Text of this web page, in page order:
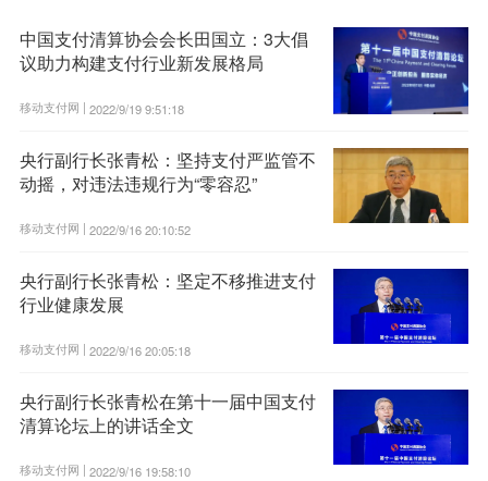
中国支付清算协会会长田国立：3大倡
议助力构建支付行业新发展格局
移动支付网 | 2022/9/19 9:51:18
央行副行长张青松：坚持支付严监管不
动摇，对违法违规行为“零容忍”
移动支付网 | 2022/9/16 20:10:52
央行副行长张青松：坚定不移推进支付
行业健康发展
移动支付网 | 2022/9/16 20:05:18
央行副行长张青松在第十一届中国支付
清算论坛上的讲话全文
移动支付网 | 2022/9/16 19:58:10